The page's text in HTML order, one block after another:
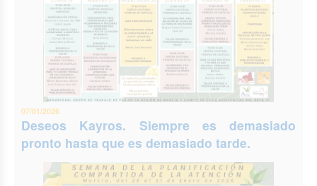
07/01/2026
Deseos Kayros. Siempre es demasiado
pronto hasta que es demasiado tarde.